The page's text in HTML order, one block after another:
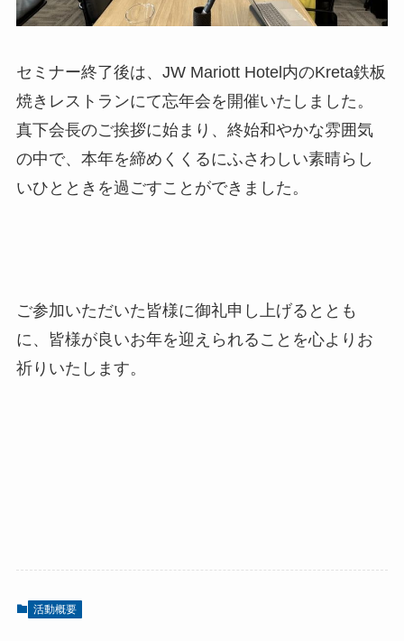
セミナー終了後は、JW Mariott Hotel内のKreta鉄板
焼きレストランにて忘年会を開催いたしました。
真下会長のご挨拶に始まり、終始和やかな雰囲気
の中で、本年を締めくくるにふさわしい素晴らし
いひとときを過ごすことができました。
ご参加いただいた皆様に御礼申し上げるととも
に、皆様が良いお年を迎えられることを心よりお
祈りいたします。
活動概要